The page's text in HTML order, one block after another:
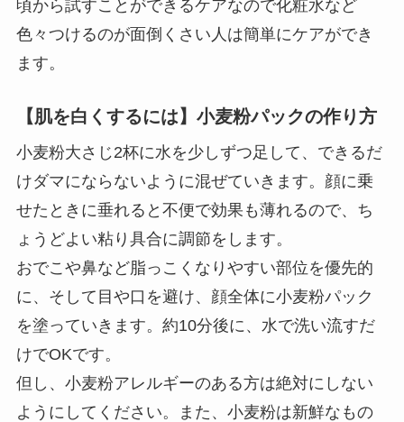
頃から試すことができるケアなので化粧水など
色々つけるのが面倒くさい人は簡単にケアができ
ます。
【肌を白くするには】小麦粉パックの作り方
小麦粉大さじ2杯に水を少しずつ足して、できるだ
けダマにならないように混ぜていきます。顔に乗
せたときに垂れると不便で効果も薄れるので、ち
ょうどよい粘り具合に調節をします。
おでこや鼻など脂っこくなりやすい部位を優先的
に、そして目や口を避け、顔全体に小麦粉パック
を塗っていきます。約10分後に、水で洗い流すだ
けでOKです。
但し、小麦粉アレルギーのある方は絶対にしない
ようにしてください。また、小麦粉は新鮮なもの